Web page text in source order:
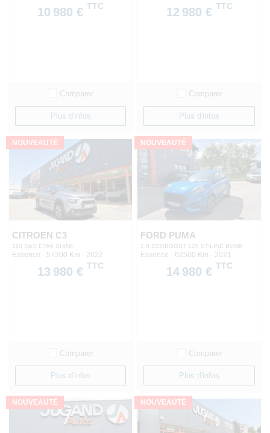
10 980 € TTC
Comparer
Plus d'infos
12 980 € TTC
Comparer
Plus d'infos
NOUVEAUTÉ
CITROEN C3
110 S&S ETA6 SHINE
Essence - 57300 Km - 2022
13 980 € TTC
Comparer
Plus d'infos
NOUVEAUTÉ
FORD PUMA
1.0 ECOBOOST 125 ST-LINE BVM6
Essence - 62500 Km - 2021
14 980 € TTC
Comparer
Plus d'infos
NOUVEAUTÉ NOUVEAUTÉ